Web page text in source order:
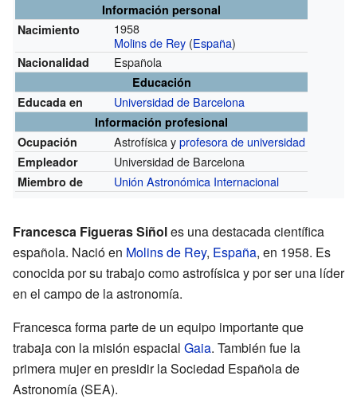
Información personal
Nacimiento
1958
Molins de Rey (España)
Nacionalidad Española
Educación
Educada en
Universidad de Barcelona
Información profesional
Ocupación
Astrofísica yprofesora de universidad
Empleador Universidad de Barcelona
Miembro de Unión Astronómica Internacional
Francesca Figueras Siñoles una destacada científica
española. Nació en Molins de Rey, España, en 1958. Es
conocida por su trabajo como astrofísica y por ser una líder
en el campo de la astronomía.
Francesca forma parte de un equipo importante que
trabaja con la misión espacial Gaia. También fue la
primera mujer en presidir la Sociedad Española de
Astronomía (SEA).